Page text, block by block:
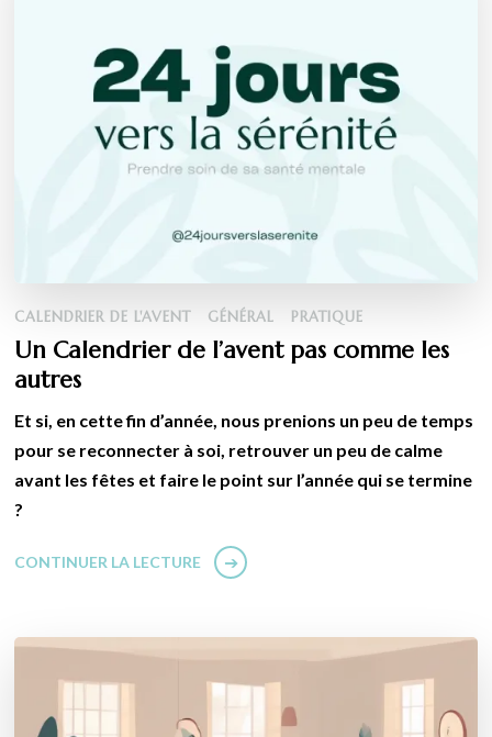
CALENDRIER DE L'AVENT GÉNÉRAL PRATIQUE
Un Calendrier de l’avent pas comme les
autres
Et si, en cette fin d’année, nous prenions un peu de temps
pour se reconnecter à soi, retrouver un peu de calme
avant les fêtes et faire le point sur l’année qui se termine
?
CONTINUER LA LECTURE